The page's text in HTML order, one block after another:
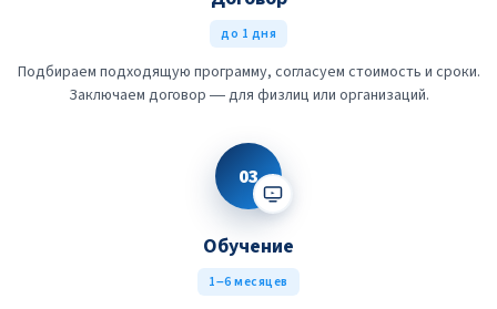
до 1 дня
Подбираем подходящую программу, согласуем стоимость и сроки.
Заключаем договор — для физлиц или организаций.
03
Обучение
1–6 месяцев